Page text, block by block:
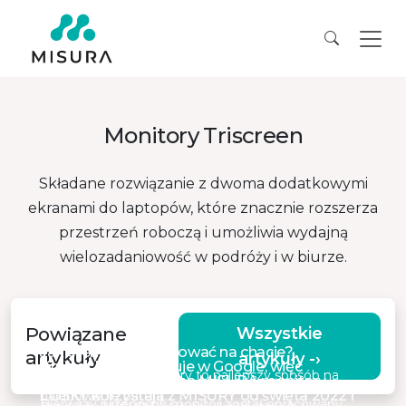
Monitory Triscreen
Składane rozwiązanie z dwoma dodatkowymi
ekranami do laptopów, które znacznie rozszerza
przestrzeń roboczą i umożliwia wydajną
wielozadaniowość w podróży i w biurze.
Powiązane
artykuły
Wszystkie
artykuły -›
Jak efektywnie pracować na chacie?
Ucieczka na łono natury to najlepszy sposób na
naładowanie baterii,…
Kryštof Lejček pracuje w Google, więc
nieustannie lata między Pragą a Dublinem
Uwaga na podrabiane MISURA monitory
LOSKY korzystają z MISURY od święta 2022 r